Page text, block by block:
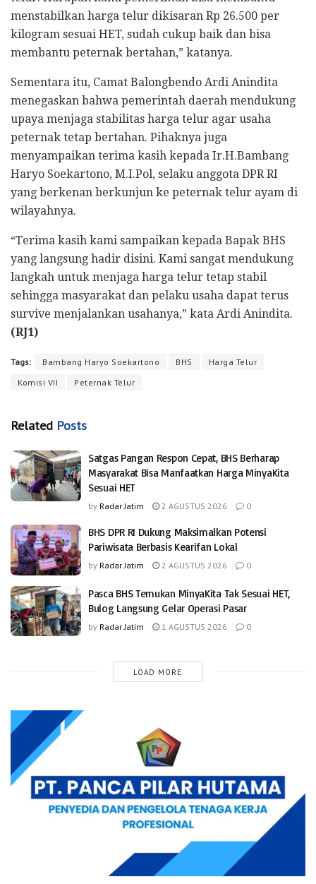
menstabilkan harga telur dikisaran Rp 26.500 per
kilogram sesuai HET, sudah cukup baik dan bisa
membantu peternak bertahan,” katanya.
Sementara itu, Camat Balongbendo Ardi Anindita
menegaskan bahwa pemerintah daerah mendukung
upaya menjaga stabilitas harga telur agar usaha
peternak tetap bertahan. Pihaknya juga
menyampaikan terima kasih kepada Ir.H.Bambang
Haryo Soekartono, M.I.Pol, selaku anggota DPR RI
yang berkenan berkunjun ke peternak telur ayam di
wilayahnya.
‎“Terima kasih kami sampaikan kepada Bapak BHS
yang langsung hadir disini. Kami sangat mendukung
langkah untuk menjaga harga telur tetap stabil
sehingga masyarakat dan pelaku usaha dapat terus
survive menjalankan usahanya,” kata Ardi Anindita.
(RJ1)
Tags: Bambang Haryo Soekartono BHS
Harga Telur
Komisi VII
Peternak Telur
Related Posts
Satgas Pangan Respon Cepat, BHS Berharap
Masyarakat Bisa Manfaatkan Harga MinyaKita
Sesuai HET
by Radar Jatim 2 AGUSTUS 2026 0
BHS DPR RI Dukung Maksimalkan Potensi
Pariwisata Berbasis Kearifan Lokal
by Radar Jatim 2 AGUSTUS 2026 0
Pasca BHS Temukan MinyaKita Tak Sesuai HET,
Bulog Langsung Gelar Operasi Pasar
by Radar Jatim 1 AGUSTUS 2026 0
LOAD MORE